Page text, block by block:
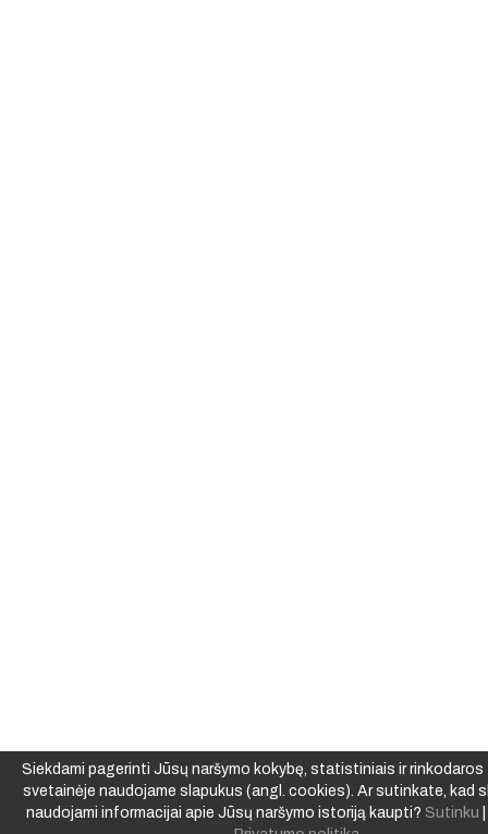
Siekdami pagerinti Jūsų naršymo kokybę, statistiniais ir
svetainėje naudojame slapukus (angl. cookies). Ar sutinkate, kad
naudojami informacijai apie Jūsų naršymo istoriją kaupti? Sutinku